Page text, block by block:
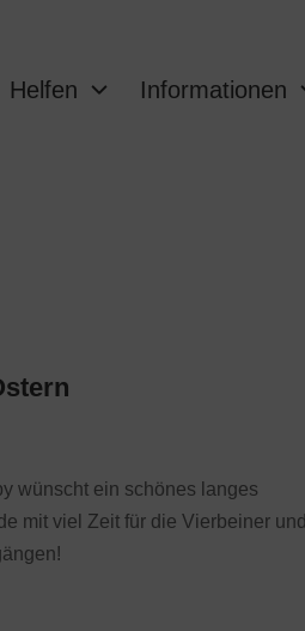
Helfen Informationen
wünscht ein schönes langes
mit viel Zeit für die Vierbeiner und